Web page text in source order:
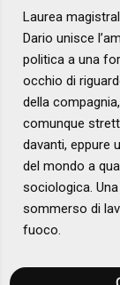
Laurea
Dario unisce
politica a una
occhio di
della
comunque
davanti, eppure
del mondo a
sociologica.
sommerso di
fuoco.